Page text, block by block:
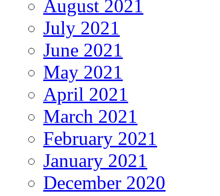
August 2021
July 2021
June 2021
May 2021
April 2021
March 2021
February 2021
January 2021
December 2020